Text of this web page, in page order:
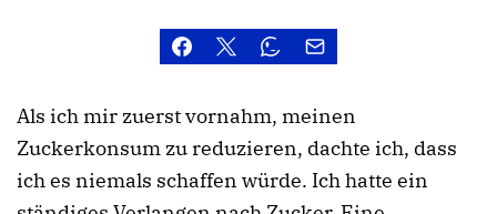
Als ich mir zuerst vornahm, meinen
Zuckerkonsum zu reduzieren, dachte ich, dass
ich es niemals schaffen würde. Ich hatte ein